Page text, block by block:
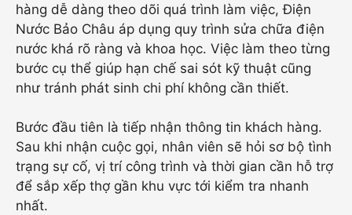
hàng dễ dàng theo dõi quá trình làm việc, Điện
Nước Bảo Châu áp dụng quy trình sửa chữa điện
nước khá rõ ràng và khoa học. Việc làm theo từng
bước cụ thể giúp hạn chế sai sót kỹ thuật cũng
như tránh phát sinh chi phí không cần thiết.
Bước đầu tiên là tiếp nhận thông tin khách hàng.
Sau khi nhận cuộc gọi, nhân viên sẽ hỏi sơ bộ tình
trạng sự cố, vị trí công trình và thời gian cần hỗ trợ
để sắp xếp thợ gần khu vực tới kiểm tra nhanh
nhất.